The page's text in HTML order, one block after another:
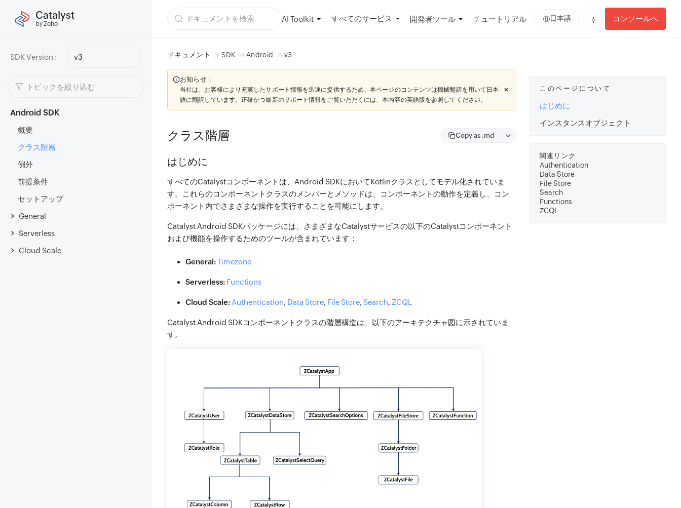
Catalyst
by Zoho
AI Toolkit すべてのサービス 開発者ツール チュートリアル 日本語 コンソールへ
SDK Version : v3
Android SDK
概要
クラス階層
例外
前提条件
セットアップ
General
Serverless
Cloud Scale
ドキュメント SDK Android v3
お知らせ：
当社は、お客様により充実したサポート情報を迅速に提供するため、本ページのコンテンツは機械翻訳を用いて日本
語に翻訳しています。正確かつ最新のサポート情報をご覧いただくには、本内容の英語版を参照してください。
クラス階層 Copy as .md
はじめに
すべてのCatalystコンポーネントは、Android SDKにおいてKotlinクラスとしてモデル化されていま
す。これらのコンポーネントクラスのメンバーとメソッドは、コンポーネントの動作を定義し、コン
ポーネント内でさまざまな操作を実行することを可能にします。
Catalyst Android SDKパッケージには、さまざまなCatalystサービスの以下のCatalystコンポーネント
および機能を操作するためのツールが含まれています：
General:Timezone
Serverless: Functions
Cloud Scale: Authentication, Data Store, File Store, Search, ZCQL
Catalyst Android SDKコンポーネントクラスの階層構造は、以下のアーキテクチャ図に示されていま
す。
このページについて
はじめに
インスタンスオブジェクト
関連リンク
Authentication
Data Store
File Store
Search
Functions
ZCQL